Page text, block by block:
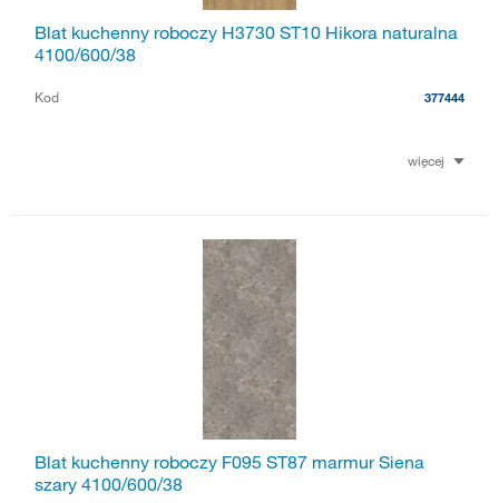
Blat kuchenny roboczy H3730 ST10 Hikora naturalna
4100/600/38
Kod 377444
więcej
Blat kuchenny roboczy F095 ST87 marmur Siena
szary 4100/600/38